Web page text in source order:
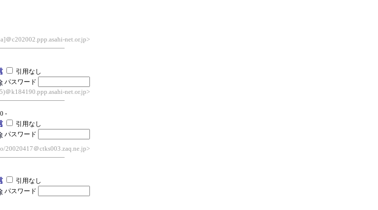
＠c202002.ppp.asahi-net.or.jp>
引用なし
パスワード
＠k184190.ppp.asahi-net.or.jp>
-
引用なし
パスワード
20020417＠ctks003.zaq.ne.jp>
引用なし
パスワード